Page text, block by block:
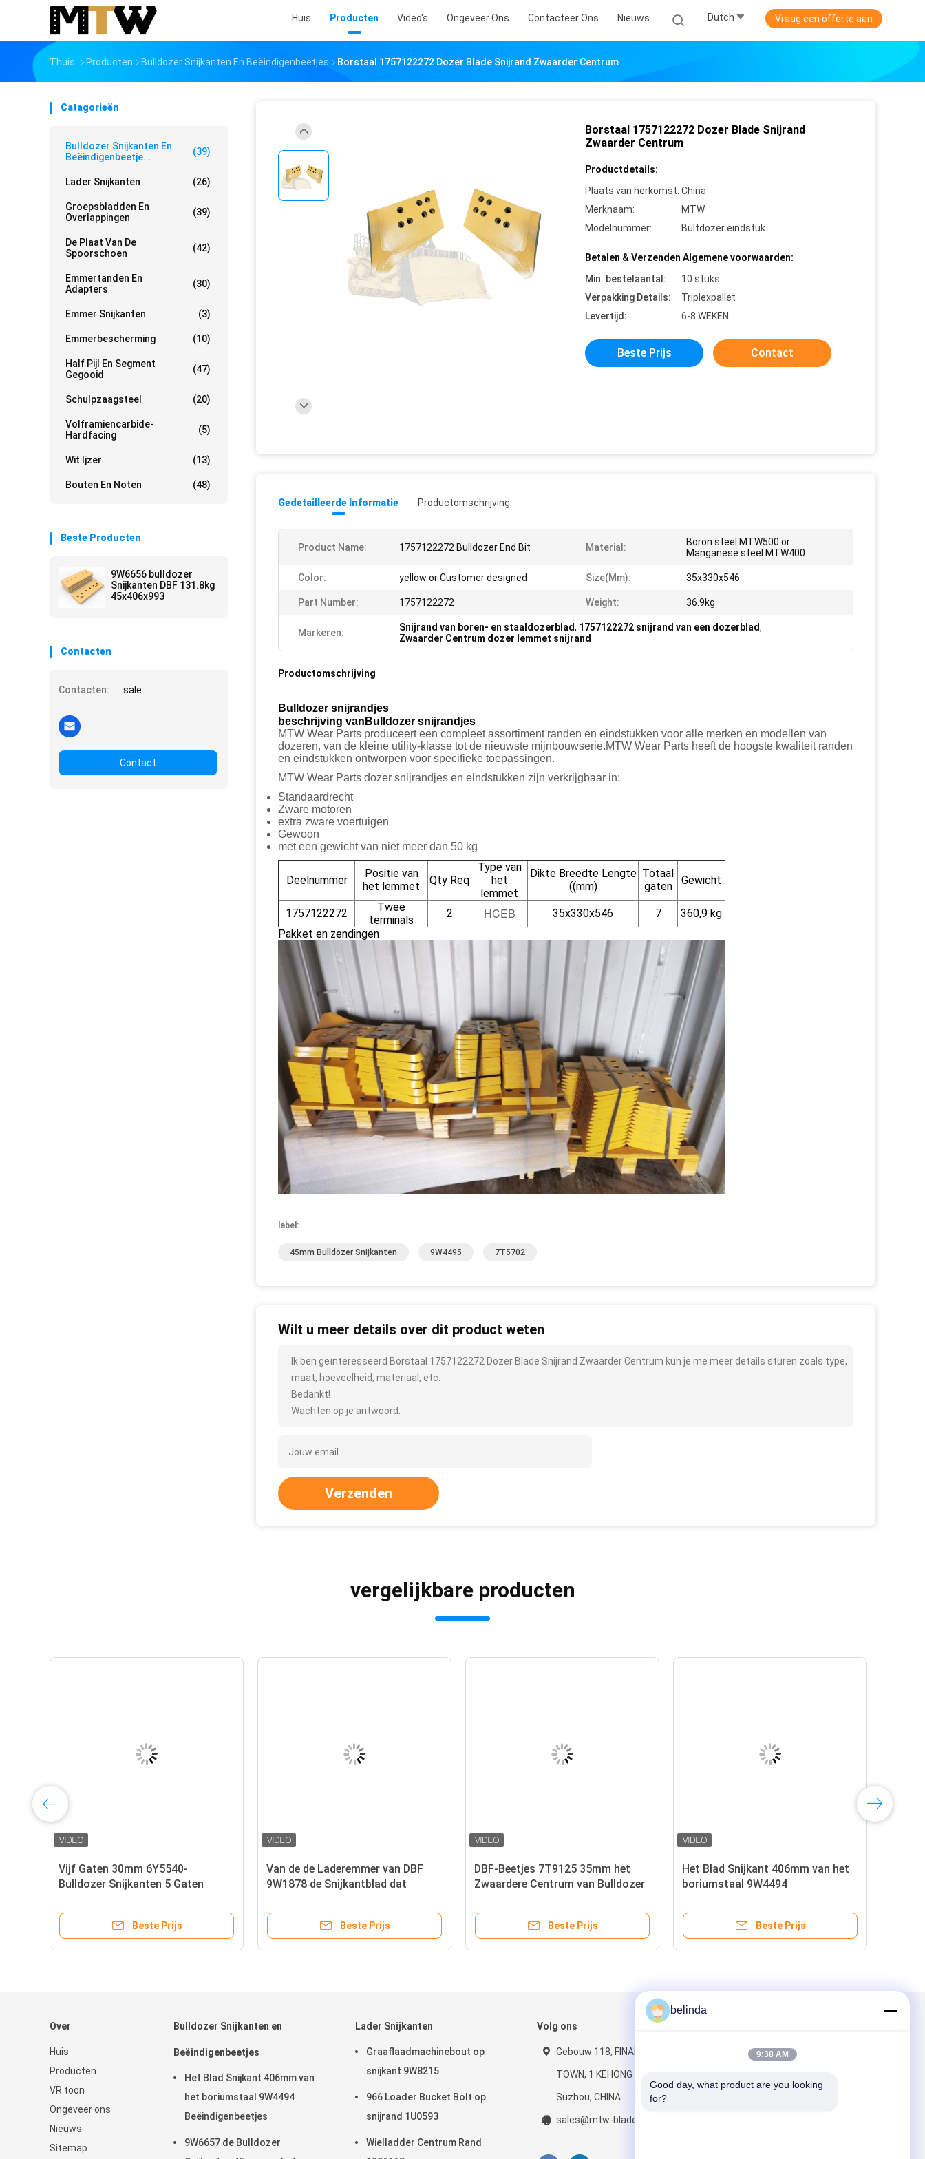
Huis Producten Video's Ongeveer Ons Contacteer Ons Nieuws Dutch Vraag een offerte aan
Thuis Producten Bulldozer Snijkanten En Beëindigenbeetjes Borstaal 1757122272 Dozer Blade Snijrand Zwaarder Centrum
Catagorieën
Bulldozer Snijkanten En
Beëindigenbeetje...
(39)
Lader Snijkanten (26)
Groepsbladden En
Overlappingen
(39)
De Plaat Van De
Spoorschoen
(42)
Emmertanden En
Adapters
(30)
Emmer Snijkanten (3)
Emmerbescherming (10)
Half Pijl En Segment
Gegooid
(47)
Schulpzaagsteel (20)
Volframiencarbide-
Hardfacing
(5)
Wit Ijzer (13)
Bouten En Noten (48)
Beste Producten
9W6656 bulldozer
Snijkanten DBF 131.8kg
45x406x993
Contacten
Contacten: sale
Contact
Borstaal 1757122272 Dozer Blade Snijrand
Zwaarder Centrum
Productdetails:
Plaats van herkomst: China
Merknaam:
MTW
Modelnummer:
Bultdozer eindstuk
Betalen & Verzenden Algemene voorwaarden:
Min. bestelaantal:
10 stuks
Verpakking Details:
Triplexpallet
Levertijd:
6-8 WEKEN
Beste Prijs Contact
Gedetailleerde Informatie Productomschrijving
Product Name: 1757122272 Bulldozer End Bit Material:
Boron steel MTW500 or
Manganese steel MTW400
Color: yellow or Customer designed Size(mm): 35x330x546
Part Number: 1757122272 Weight: 36.9kg
Markeren: Snijrand van boren- en staaldozerblad, 1757122272 snijrand van een dozerblad,
Zwaarder Centrum dozer lemmet snijrand
Productomschrijving
Bulldozer snijrandjes
beschrijving van Bulldozer snijrandjes
MTW Wear Parts produceert een compleet assortiment randen en eindstukken voor alle merken en modellen van
dozeren, van de kleine utility-klasse tot de nieuwste mijnbouwserie.MTW Wear Parts heeft de hoogste kwaliteit randen
en eindstukken ontworpen voor specifieke toepassingen.
MTW Wear Parts dozer snijrandjes en eindstukken zijn verkrijgbaar in:
Standaardrecht
Zware motoren
extra zware voertuigen
Gewoon
met een gewicht van niet meer dan 50 kg
Deelnummer
Positie van
het lemmet
Qty Req
Type van
het
lemmet
Dikte Breedte Lengte
((mm)
Totaal
gaten
Gewicht
1757122272
Twee
terminals
2 HCEB 35x330x546 7
360,9 kg
Pakket en zendingen
label:
45mm Bulldozer Snijkanten 9W4495 7T5702
Wilt u meer details over dit product weten
Ik ben geïnteresseerd Borstaal 1757122272 Dozer Blade Snijrand Zwaarder Centrum kun je me meer details sturen zoals type,
maat, hoeveelheid, materiaal, etc.
Bedankt!
Wachten op je antwoord.
Verzenden
vergelijkbare producten
Vijf Gaten 30mm 6Y5540-
Bulldozer Snijkanten 5 Gaten
Beste Prijs
Van de de Laderemmer van DBF
9W1878 de Snijkantblad dat
snijdt
Beste Prijs
DBF-Beetjes 7T9125 35mm het
Zwaardere Centrum van Bulldozer
Beste Prijs
Het Blad Snijkant 406mm van het
boriumstaal 9W4494
Beste Prijs
Over
Huis
Producten
VR toon
Ongeveer ons
Nieuws
Sitemap
Bulldozer Snijkanten en
Beëindigenbeetjes
Het Blad Snijkant 406mm van
het boriumstaal 9W4494
Beëindigenbeetjes
9W6657 de Bulldozer
Lader Snijkanten
Graaflaadmachinebout op
snijkant 9W8215
966 Loader Bucket Bolt op
snijrand 1U0593
Wielladder Centrum Rand
Volg ons
Gebouw 118, FINANCE
TOWN, 1 KEHONG RD,
Suzhou, CHINA
sales@mtw-blades.com
belinda
9:38 AM
Good day, what product are you looking
for?